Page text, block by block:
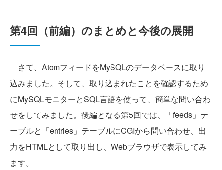
第4回（前編）のまとめと今後の展開
さて、AtomフィードをMySQLのデータベースに取り
込みました。そして、取り込まれたことを確認するため
にMySQLモニターとSQL言語を使って、簡単な問い合わ
せをしてみました。後編となる第5回では、「feeds」テ
ーブルと「entries」テーブルにCGIから問い合わせ、出
力をHTMLとして取り出し、Webブラウザで表示してみ
ます。